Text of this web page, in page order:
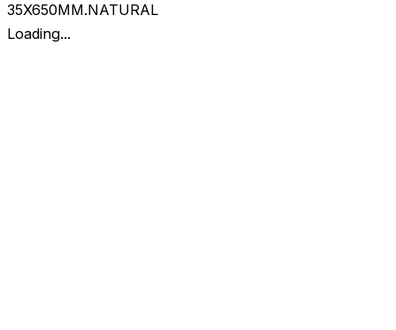
35X650MM.NATURAL
Loading...